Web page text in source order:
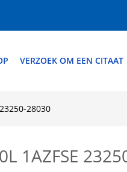
VERZOEK OM EEN CITAAT
28030
1AZFSE